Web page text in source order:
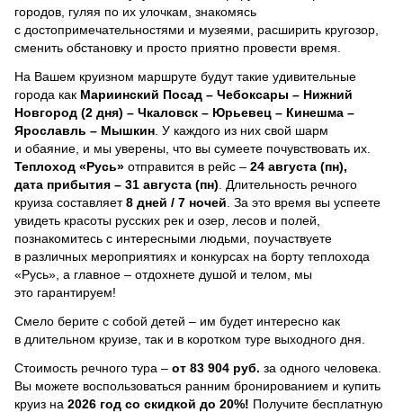
городов, гуляя по их улочкам, знакомясь
с достопримечательностями и музеями, расширить кругозор,
сменить обстановку и просто приятно провести время.
На Вашем круизном маршруте будут такие удивительные
города как Мариинский Посад – Чебоксары – Нижний
Новгород (2 дня) – Чкаловск – Юрьевец – Кинешма –
Ярославль – Мышкин . У каждого из них свой шарм
и обаяние, и мы уверены, что вы сумеете почувствовать их.
Теплоход «Русь» отправится в рейс – 24 августа (пн),
дата прибытия – 31 августа (пн) . Длительность речного
круиза составляет8 дней / 7 ночей За это время вы успеете
увидеть красоты русских рек и озер, лесов и полей,
познакомитесь с интересными людьми, поучаствуете
в различных мероприятиях и конкурсах на борту теплохода
«Русь», а главное – отдохнете душой и телом, мы
это гарантируем!
Смело берите с собой детей – им будет интересно как
в длительном круизе, так и в коротком туре выходного дня.
Стоимость речного тура – от 83 904 руб. за одного человека.
Вы можете воспользоваться ранним бронированием и купить
круиз на 2026 год со скидкой до 20%! Получите бесплатную